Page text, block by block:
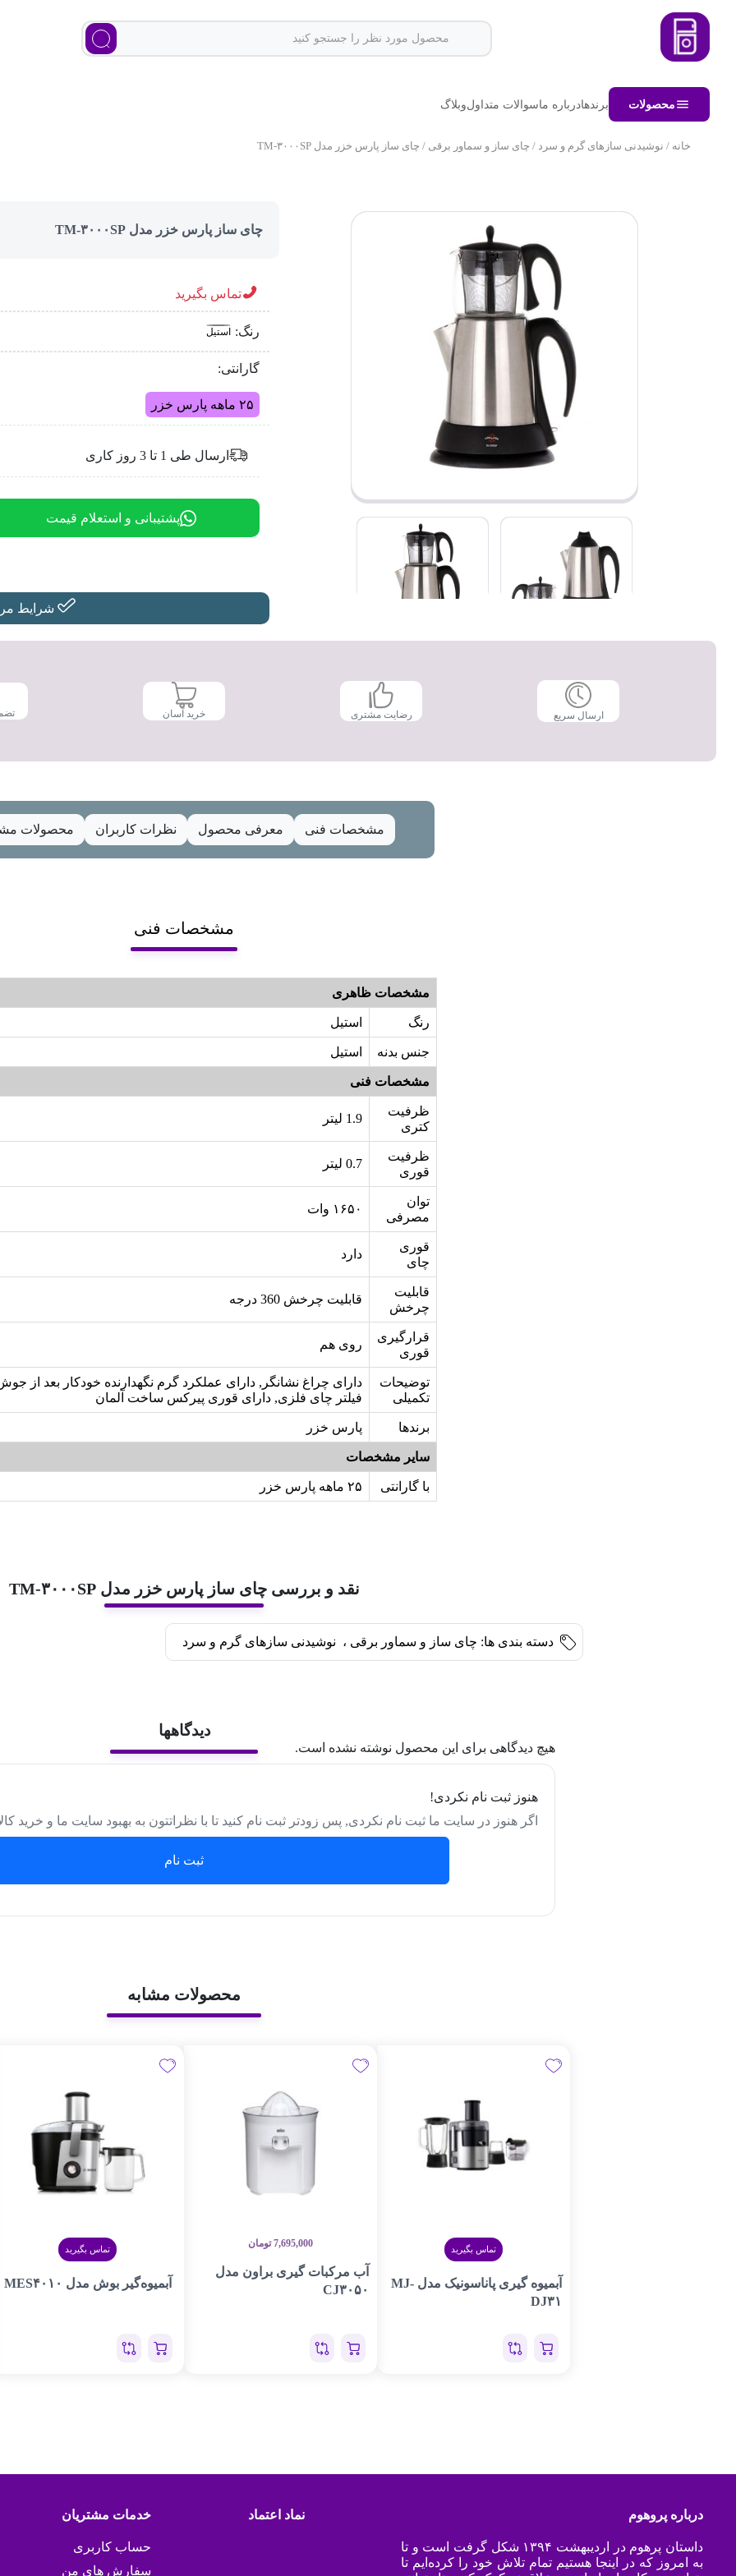
محصولات برندهادرباره ماسوالات متداولوبلاگ
خانه / نوشیدنی سازهای گرم و سرد / چای ساز و سماور برقی / چای ساز پارس خزر مدل TM-۳۰۰۰SP
چای ساز پارس خزر مدل TM-۳۰۰۰SP
تماس بگیرید
رنگ: استیل
گارانتی:
۲۵ ماهه پارس خزر
ارسال طی 1 تا 3 روز کاری
پشتیبانی و استعلام قیمت
شرایط
ارسال سریع رضایت مشتری خرید آسان
مشخصات فنی معرفی محصول نظرات کاربران محصولات
مشخصات فنی
مشخصات ظاهری
رنگ استیل
جنس بدنه استیل
مشخصات فنی
ظرفیت
کتری
1.9 لیتر
ظرفیت
قوری
0.7 لیتر
توان
مصرفی
۱۶۵۰ وات
قوری
چای
دارد
قابلیت
چرخش
قابلیت چرخش 360 درجه
قرارگیری
قوری
روی هم
توضیحات
تکمیلی
دارای چراغ نشانگر, دارای عملکرد گرم نگهدارنده خودکار بعد از
فیلتر چای فلزی, دارای قوری پیرکس ساخت آلمان
برندها پارس خزر
سایر مشخصات
با گارانتی ۲۵ ماهه پارس خزر
نقد و بررسی چای ساز پارس خزر مدل TM-۳۰۰۰SP
دسته بندی ها: چای ساز و سماور برقی ، نوشیدنی سازهای گرم و سرد
دیدگاهها
هیچ دیدگاهی برای این محصول نوشته نشده است.
هنوز ثبت نام نکردی!
اگر هنوز در سایت ما ثبت نام نکردی, پس زودتر ثبت نام کنید تا با نظراتتون به بهبود سایت ما و خرید
ثبت نام
محصولات مشابه
تماس بگیرید
آبمیوه گیری پاناسونیک مدل MJ-
DJ۳۱
7,695,000 تومان
آب مرکبات گیری براون مدل
CJ۳۰۵۰
تماس بگیرید
آبمیوه‌گیر بوش مدل MES۴۰۱۰
درباره پروهوم
داستان پرهوم در اردیبهشت ۱۳۹۴ شکل گرفت است و تا
به امروز که در اینجا هستیم تمام تلاش خود را کرده‌ایم تا
نماد اعتماد خدمات مشتریان
حساب کاربری
سفارش های من